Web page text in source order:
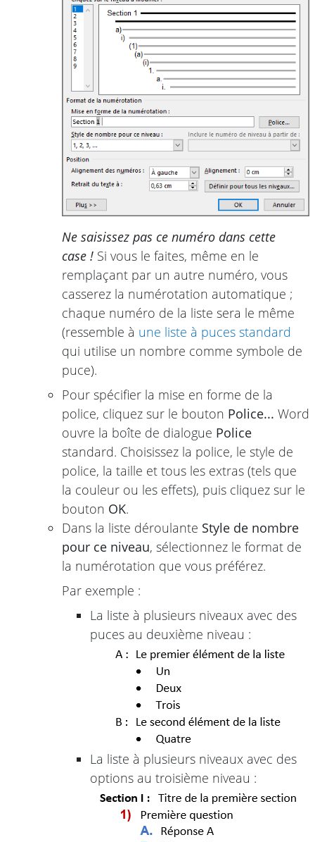
Ne saisissez pas ce numéro dans cette
case ! Si vous le faites, même en le
remplaçant par un autre numéro, vous
casserez la numérotation automatique ;
chaque numéro de la liste sera le même
(ressemble à une liste à puces standard
qui utilise un nombre comme symbole de
puce).
Pour spécifier la mise en forme de la
police, cliquez sur le bouton Police... Word
ouvre la boîte de dialogue Police
standard. Choisissez la police, le style de
police, la taille et tous les extras (tels que
la couleur ou les effets), puis cliquez sur le
bouton OK.
Dans la liste déroulante Style de nombre
pour ce niveau, sélectionnez le format de
la numérotation que vous préférez.
Par exemple :
La liste à plusieurs niveaux avec des
puces au deuxième niveau :
La liste à plusieurs niveaux avec des
options au troisième niveau :